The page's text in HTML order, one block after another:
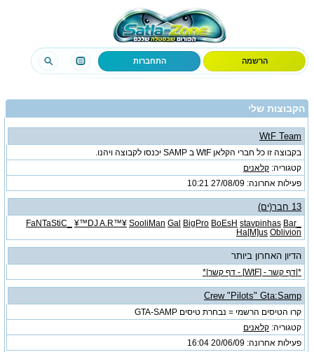
הרשמה התחברות
הקבוצות שלי
WtF Team
בקבוצה זו כל חברי הקלאן WtF ב SAMP יכנסו לקבוצה ויהנו.
קטגוריה: קלאנים
פעילות אחרונה: 27/08/09
10:21
13 חבר(ים)
¥™DJ A.R™¥ SooliMan Gal BigPro BoEsH stavpinhas Bar
Ha[M]us Oblivion
הדיון האחרון ביותר
*|דף קשר - [WtF] - דף קשר|*
Crew "Pilots" Gta:Samp
קרו הטיסים הרשמי = נבחרת טיסים GTA-SAMP
קטגוריה: קלאנים
פעילות אחרונה: 20/06/09
16:04